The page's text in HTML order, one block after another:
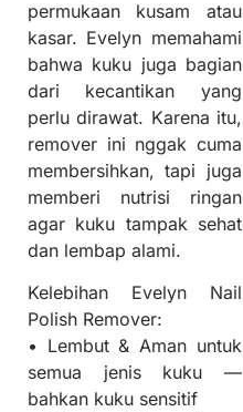
permukaan kusam atau
kasar. Evelyn memahami
bahwa kuku juga bagian
dari kecantikan yang
perlu dirawat. Karena itu,
remover ini nggak cuma
membersihkan, tapi juga
memberi nutrisi ringan
agar kuku tampak sehat
dan lembap alami.
Kelebihan Evelyn Nail
Polish Remover:
• Lembut & Aman untuk
semua jenis kuku —
bahkan kuku sensitif